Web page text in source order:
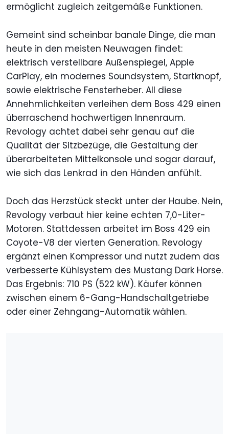
ermöglicht zugleich zeitgemäße Funktionen.
Gemeint sind scheinbar banale Dinge, die man
heute in den meisten Neuwagen findet:
elektrisch verstellbare Außenspiegel, Apple
CarPlay, ein modernes Soundsystem, Startknopf,
sowie elektrische Fensterheber. All diese
Annehmlichkeiten verleihen dem Boss 429 einen
überraschend hochwertigen Innenraum.
Revology achtet dabei sehr genau auf die
Qualität der Sitzbezüge, die Gestaltung der
überarbeiteten Mittelkonsole und sogar darauf,
wie sich das Lenkrad in den Händen anfühlt.
Doch das Herzstück steckt unter der Haube. Nein,
Revology verbaut hier keine echten 7,0-Liter-
Motoren. Stattdessen arbeitet im Boss 429 ein
Coyote-V8 der vierten Generation. Revology
ergänzt einen Kompressor und nutzt zudem das
verbesserte Kühlsystem des Mustang Dark Horse.
Das Ergebnis: 710 PS (522 kW). Käufer können
zwischen einem 6-Gang-Handschaltgetriebe
oder einer Zehngang-Automatik wählen.